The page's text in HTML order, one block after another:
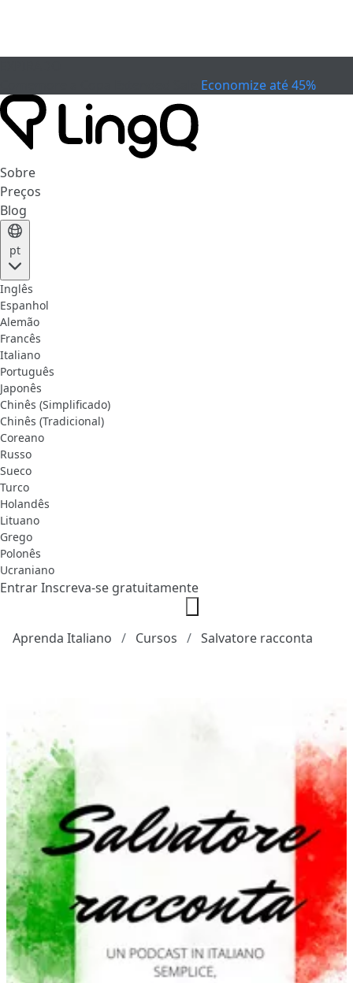
Economize até 45%
Sobre
Preços
Blog
pt
Inglês
Espanhol
Alemão
Francês
Italiano
Português
Japonês
Chinês (Simplificado)
Chinês (Tradicional)
Coreano
Russo
Sueco
Turco
Holandês
Lituano
Grego
Polonês
Ucraniano
EntrarInscreva-se gratuitamente
Aprenda Italiano Cursos Salvatore racconta